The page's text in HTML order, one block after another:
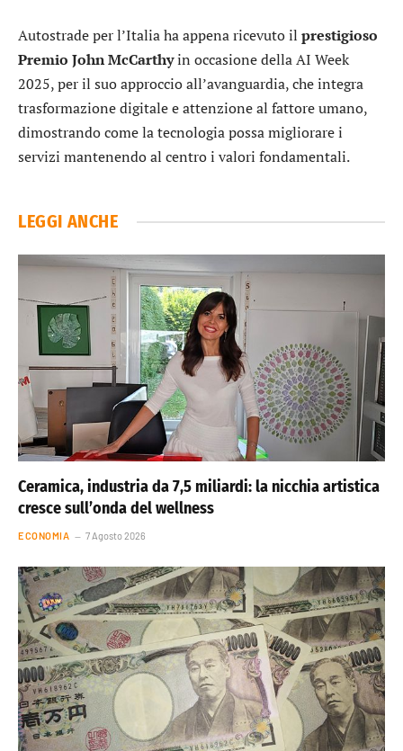
Autostrade per l’Italia ha appena ricevuto il prestigioso
Premio John McCarthyin occasione della AI Week
2025, per il suo approccio all’avanguardia, che integra
trasformazione digitale e attenzione al fattore umano,
dimostrando come la tecnologia possa migliorare i
servizi mantenendo al centro i valori fondamentali.
LEGGI ANCHE
Ceramica, industria da 7,5 miliardi: la nicchia artistica
cresce sull’onda del wellness
ECONOMIA 7 Agosto 2026